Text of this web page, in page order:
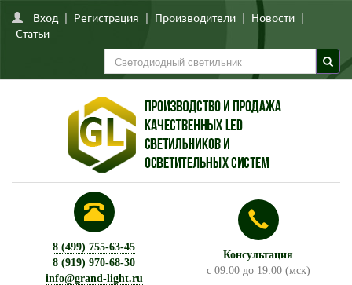
Вход | Регистрация | Производители | Новости |
Статьи
8 (499) 755-63-45
8 (919) 970-68-30
info@grand-light.ru
Консультация
с 09:00 до 19:00 (мск)